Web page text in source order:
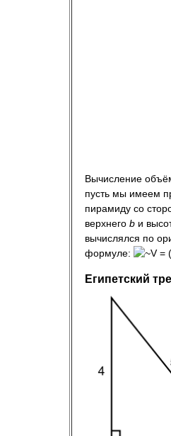
Вычисление
пусть мы имеем
пирамиду со
верхнего b и
вычислялся по
формуле:
Египетский